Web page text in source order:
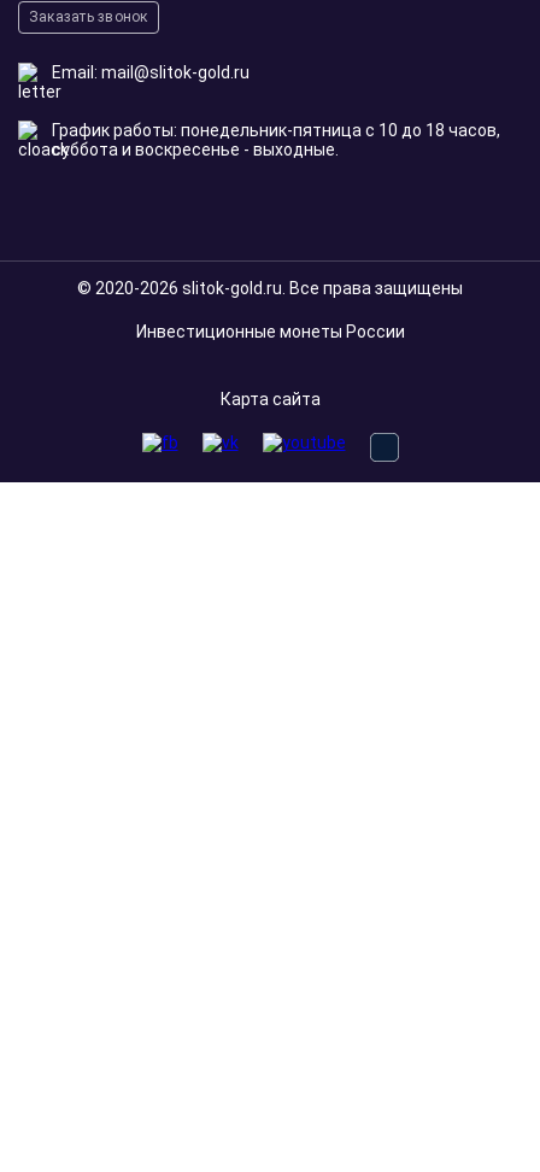
Заказать звонок
Email: mail@slitok-gold.ru
График работы: понедельник-пятница с 10 до 18 часов,
суббота и воскресенье - выходные.
© 2020-2026 slitok-gold.ru. Все права защищены
Инвестиционные монеты России
Карта сайта